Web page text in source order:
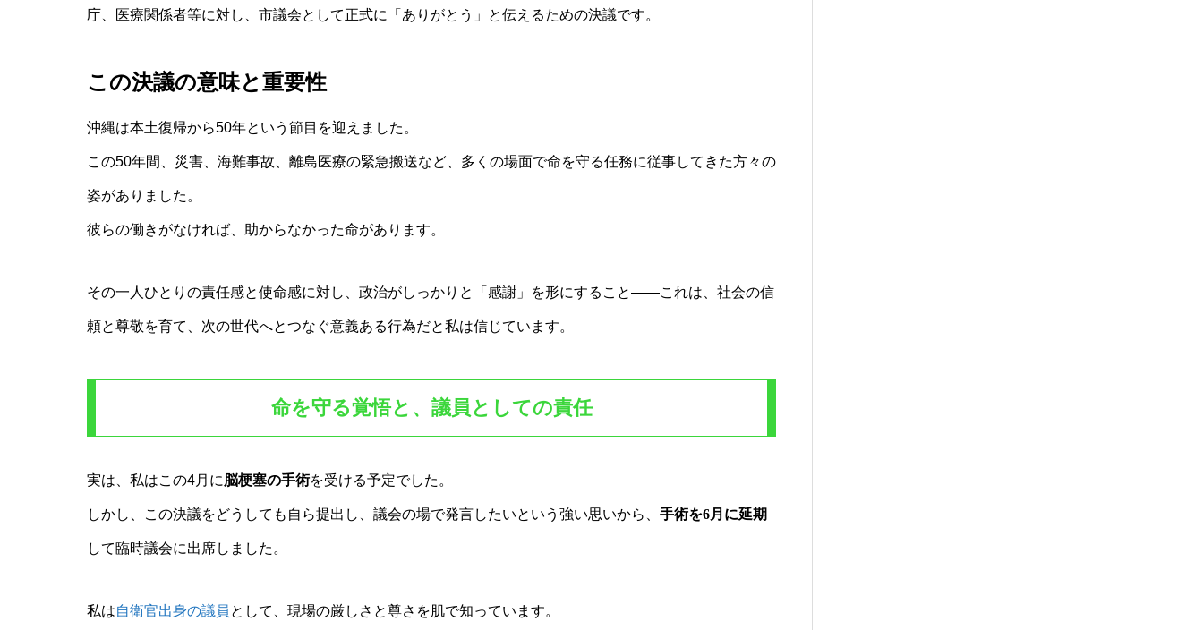
庁、医療関係者等に対し、市議会として正式に「ありがとう」と伝えるための決議です。
この決議の意味と重要性
沖縄は本土復帰から50年という節目を迎えました。
この50年間、災害、海難事故、離島医療の緊急搬送など、多くの場面で命を守る任務に従事してきた方々の
姿がありました。
彼らの働きがなければ、助からなかった命があります。
その一人ひとりの責任感と使命感に対し、政治がしっかりと「感謝」を形にすること――これは、社会の信
頼と尊敬を育て、次の世代へとつなぐ意義ある行為だと私は信じています。
命を守る覚悟と、議員としての責任
実は、私はこの4月に脳梗塞の手術を受ける予定でした。
しかし、この決議をどうしても自ら提出し、議会の場で発言したいという強い思いから、 手術を6月に延期
して臨時議会に出席しました。
私は自衛官出身の議員 として、現場の厳しさと尊さを肌で知っています。